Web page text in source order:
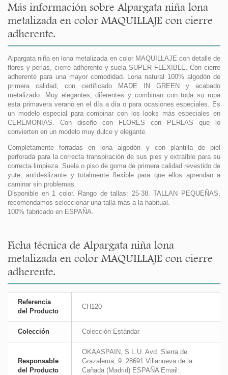
Más información sobre Alpargata niña lona
metalizada en color MAQUILLAJE con cierre
adherente.
Alpargata niña en lona metalizada en color MAQUILLAJE con detalle de
flores y perlas, cierre adherente y suela SUPER FLEXIBLE. Con cierre
adherente para una mayor comodidad. Lona natural 100% algodón de
primera calidad, con certificado MADE IN GREEN y acabado
metalizado. Muy elegantes, diferentes y combinan con toda su ropa
esta primavera verano en el día a día o para ocasiones especiales. Es
un modelo especial para combinar con los looks más especiales en
CEREMONIAS. Con diseño con FLORES con PERLAS que lo
convierten en un modelo muy dulce y elegante.
Completamente forradas en lona algodón y con plantilla de piel
perforada para la correcta transpiración de sus pies y extraíble para su
correcta limpieza. Suela o piso de goma de primera calidad revestido de
yute, antideslizante y totalmente flexible para que ellos aprendan a
caminar sin problemas.
Disponible en 1 color. Rango de tallas: 25-38. TALLAN PEQUEÑAS,
recomendamos seleccionar una talla más a la habitual.
100% fabricado en ESPAÑA.
Ficha técnica de Alpargata niña lona
metalizada en color MAQUILLAJE con cierre
adherente.
Referencia
del Producto
CH120
Colección Colección Estándar
Responsable
del Producto
OKAASPAIN, S.L.U. Avd. Sierra de
Grazalema, 9. 28691 Villanueva de la
Cañada (Madrid) ESPAÑA Email: